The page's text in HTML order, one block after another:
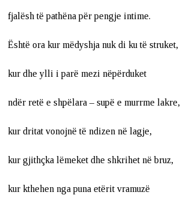
fjalësh të pathëna për pengje intime.
Është ora kur mëdyshja nuk di ku të struket,
kur dhe ylli i parë mezi nëpërduket
ndër retë e shpëlara – supë e murrme lakre,
kur dritat vonojnë të ndizen në lagje,
kur gjithçka lëmeket dhe shkrihet në bruz,
kur kthehen nga puna etërit vramuzë